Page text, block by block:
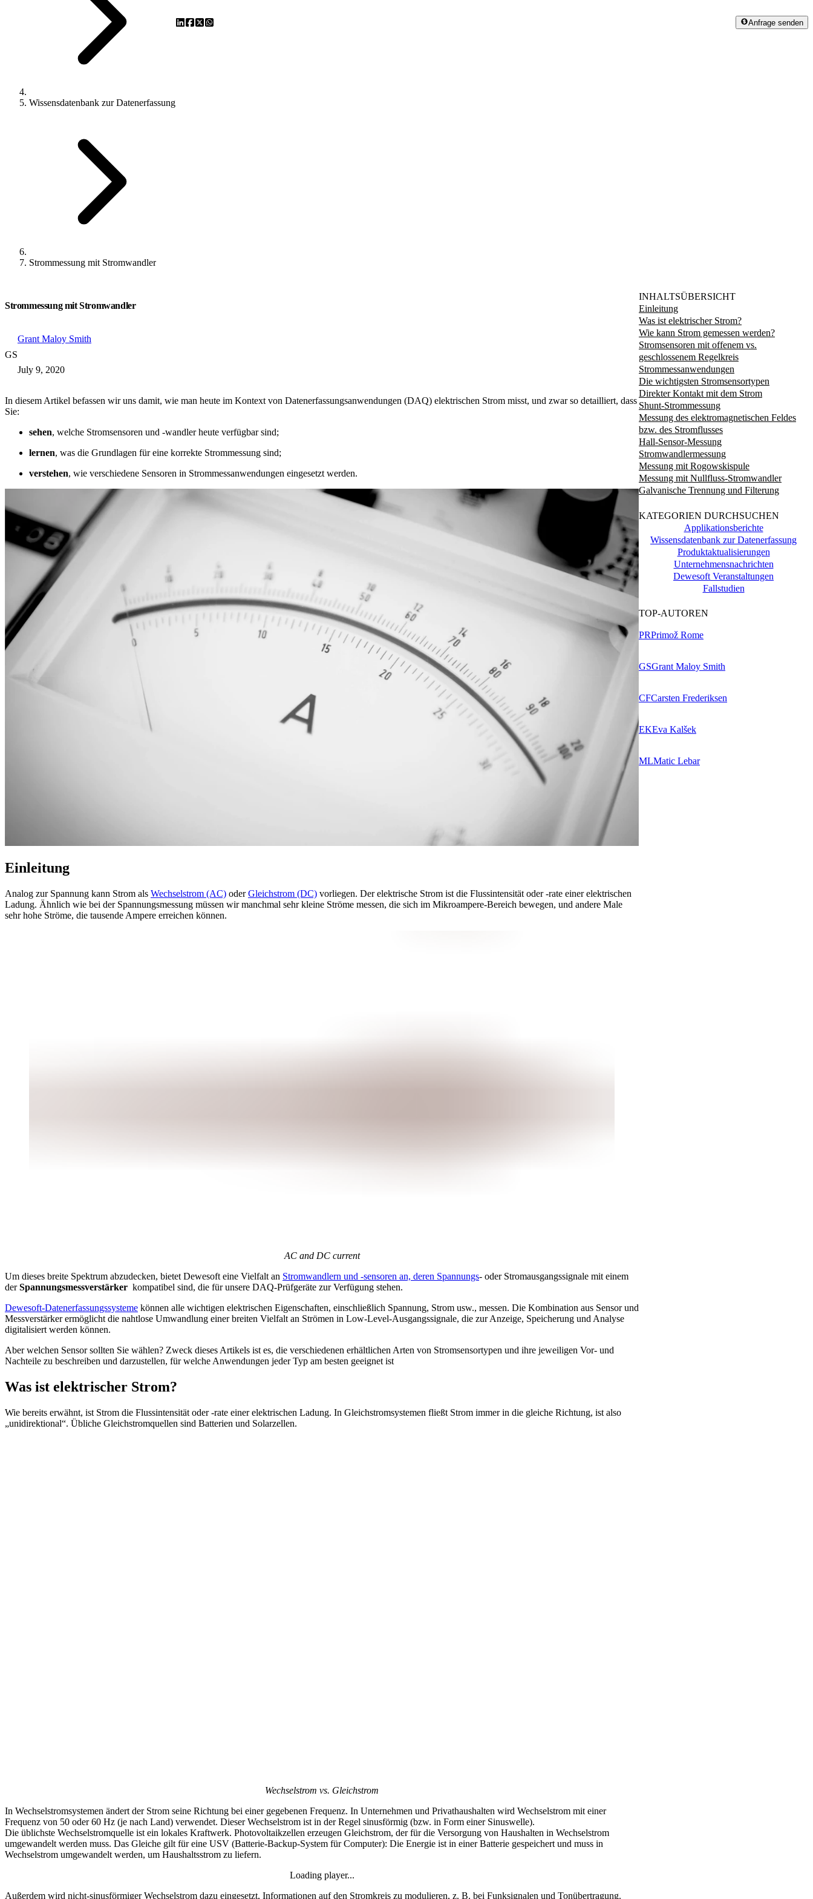
Wissensdatenbank zur Datenerfassung
Strommessung mit Stromwandler
Anfrage senden
INHALTSÜBERSICHT
Einleitung
Was ist elektrischer Strom?
Wie kann Strom gemessen werden?
Stromsensoren mit offenem vs.
geschlossenem Regelkreis
Strommessanwendungen
Die wichtigsten Stromsensortypen
Direkter Kontakt mit dem Strom
Shunt-Strommessung
Messung des elektromagnetischen Feldes
bzw. des Stromflusses
Hall-Sensor-Messung
Stromwandlermessung
Messung mit Rogowskispule
Messung mit Nullfluss-Stromwandler
Galvanische Trennung und Filterung
KATEGORIEN DURCHSUCHEN
Applikationsberichte
Wissensdatenbank zur Datenerfassung
Produktaktualisierungen
Unternehmensnachrichten
Dewesoft Veranstaltungen
Fallstudien
TOP-AUTOREN
PRPrimož Rome
GSGrant Maloy Smith
CFCarsten Frederiksen
EKEva Kalšek
MLMatic Lebar
Strommessung mit Stromwandler
GS
Grant Maloy Smith
July 9, 2020
In diesem Artikel befassen wir uns damit, wie man heute im Kontext von Datenerfassungsanwendungen (DAQ) elektrischen Strom misst, und zwar so detailliert, dass
Sie:
sehen, welche Stromsensoren und -wandler heute verfügbar sind;
lernen, was die Grundlagen für eine korrekte Strommessung sind;
verstehen, wie verschiedene Sensoren in Strommessanwendungen eingesetzt werden.
Einleitung
Analog zur Spannung kann Strom als Wechselstrom (AC) oderGleichstrom (DC) vorliegen. Der elektrische Strom ist die Flussintensität oder -rate einer elektrischen
Ladung. Ähnlich wie bei der Spannungsmessung müssen wir manchmal sehr kleine Ströme messen, die sich im Mikroampere-Bereich bewegen, und andere Male
sehr hohe Ströme, die tausende Ampere erreichen können.
AC and DC current
Um dieses breite Spektrum abzudecken, bietet Dewesoft eine Vielfalt an Stromwandlern und -sensoren an, deren Spannungs- oder Stromausgangssignale mit einem
derSpannungsmessverstärker kompatibel sind, die für unsere DAQ-Prüfgeräte zur Verfügung stehen.
Dewesoft-Datenerfassungssysteme können alle wichtigen elektrischen Eigenschaften, einschließlich Spannung, Strom usw., messen. Die Kombination aus Sensor und
Messverstärker ermöglicht die nahtlose Umwandlung einer breiten Vielfalt an Strömen in Low-Level-Ausgangssignale, die zur Anzeige, Speicherung und Analyse
digitalisiert werden können.
Aber welchen Sensor sollten Sie wählen? Zweck dieses Artikels ist es, die verschiedenen erhältlichen Arten von Stromsensortypen und ihre jeweiligen Vor- und
Nachteile zu beschreiben und darzustellen, für welche Anwendungen jeder Typ am besten geeignet ist
Was ist elektrischer Strom?
Wie bereits erwähnt, ist Strom die Flussintensität oder -rate einer elektrischen Ladung. In Gleichstromsystemen fließt Strom immer in die gleiche Richtung, ist also
„unidirektional“. Übliche Gleichstromquellen sind Batterien und Solarzellen.
Wechselstrom vs. Gleichstrom
In Wechselstromsystemen ändert der Strom seine Richtung bei einer gegebenen Frequenz. In Unternehmen und Privathaushalten wird Wechselstrom mit einer
Frequenz von 50 oder 60 Hz (je nach Land) verwendet. Dieser Wechselstrom ist in der Regel sinusförmig (bzw. in Form einer Sinuswelle).
Die üblichste Wechselstromquelle ist ein lokales Kraftwerk. Photovoltaikzellen erzeugen Gleichstrom, der für die Versorgung von Haushalten in Wechselstrom
umgewandelt werden muss. Das Gleiche gilt für eine USV (Batterie-Backup-System für Computer): Die Energie ist in einer Batterie gespeichert und muss in
Wechselstrom umgewandelt werden, um Haushaltsstrom zu liefern.
Loading player...
Außerdem wird nicht-sinusförmiger Wechselstrom dazu eingesetzt, Informationen auf den Stromkreis zu modulieren, z. B. bei Funksignalen und Tonübertragung.